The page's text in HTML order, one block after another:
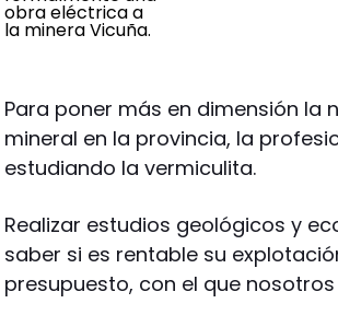
Para poner más en dimensión la
mineral en la provincia, la
estudiando la vermiculita.
Realizar estudios geológicos y
saber si es rentable su
presupuesto, con el que